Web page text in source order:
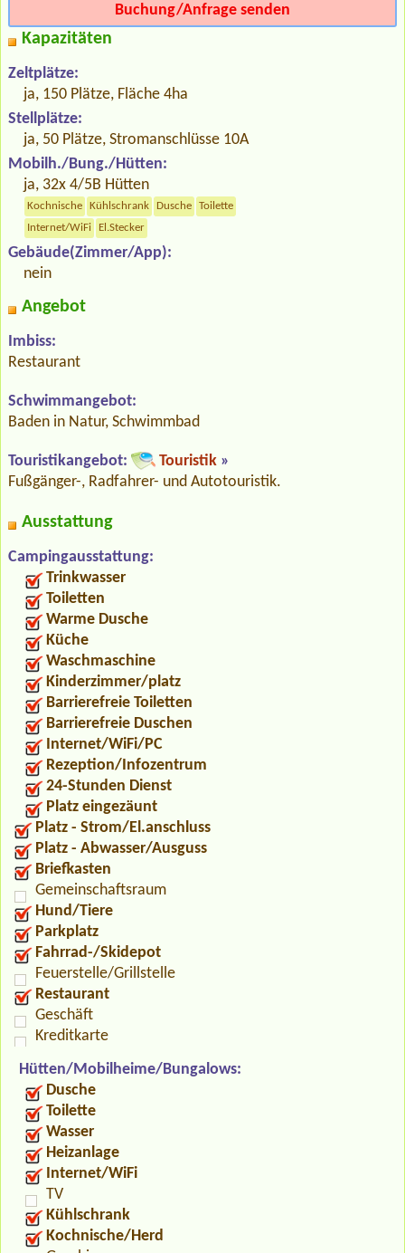
Buchung/Anfrage senden
Kapazitäten
Zeltplätze:
ja, 150 Plätze, Fläche 4ha
Stellplätze:
ja, 50 Plätze, Stromanschlüsse 10A
Mobilh./Bung./Hütten:
ja, 32x 4/5B Hütten
Kochnische Kühlschrank Dusche
Toilette
Internet/WiFi
El.Stecker
Gebäude(Zimmer/App):
nein
Angebot
Imbiss:
Restaurant
Schwimmangebot:
Baden in Natur, Schwimmbad
Touristikangebot: Touristik »
Fußgänger-, Radfahrer- und Autotouristik.
Ausstattung
Campingausstattung:
Trinkwasser
Toiletten
Warme Dusche
Küche
Waschmaschine
Kinderzimmer/platz
Barrierefreie Toiletten
Barrierefreie Duschen
Internet/WiFi/PC
Rezeption/Infozentrum
24-Stunden Dienst
Platz eingezäunt
Platz - Strom/El.anschluss
Platz - Abwasser/Ausguss
Briefkasten
Gemeinschaftsraum
Hund/Tiere
Parkplatz
Fahrrad-/Skidepot
Feuerstelle/Grillstelle
Restaurant
Geschäft
Kreditkarte
Hütten/Mobilheime/Bungalows:
Dusche
Toilette
Wasser
Heizanlage
Internet/WiFi
TV
Kühlschrank
Kochnische/Herd